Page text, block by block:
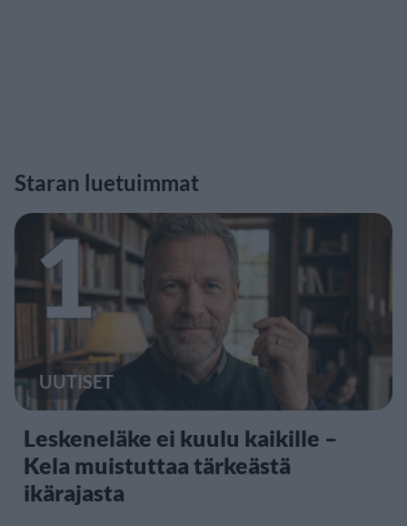
Staran luetuimmat
1
UUTISET
Leskeneläke ei kuulu kaikille –
Kela muistuttaa tärkeästä
ikärajasta